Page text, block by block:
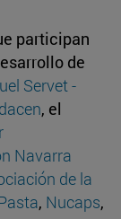
participan
de
Servet -
, el
Navarra
de la
, Nucaps,